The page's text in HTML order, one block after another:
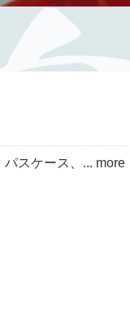
スケース、... more